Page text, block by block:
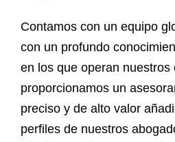
Contamos con un equipo
con un profundo
en los que operan nuestros
proporcionamos un
preciso y de alto valor
perfiles de nuestros